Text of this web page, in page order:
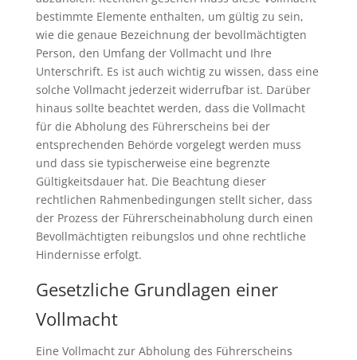
bestimmte Elemente enthalten, um gültig zu sein,
wie die genaue Bezeichnung der bevollmächtigten
Person, den Umfang der Vollmacht und Ihre
Unterschrift. Es ist auch wichtig zu wissen, dass eine
solche Vollmacht jederzeit widerrufbar ist. Darüber
hinaus sollte beachtet werden, dass die Vollmacht
für die Abholung des Führerscheins bei der
entsprechenden Behörde vorgelegt werden muss
und dass sie typischerweise eine begrenzte
Gültigkeitsdauer hat. Die Beachtung dieser
rechtlichen Rahmenbedingungen stellt sicher, dass
der Prozess der Führerscheinabholung durch einen
Bevollmächtigten reibungslos und ohne rechtliche
Hindernisse erfolgt.
Gesetzliche Grundlagen einer
Vollmacht
Eine Vollmacht zur Abholung des Führerscheins